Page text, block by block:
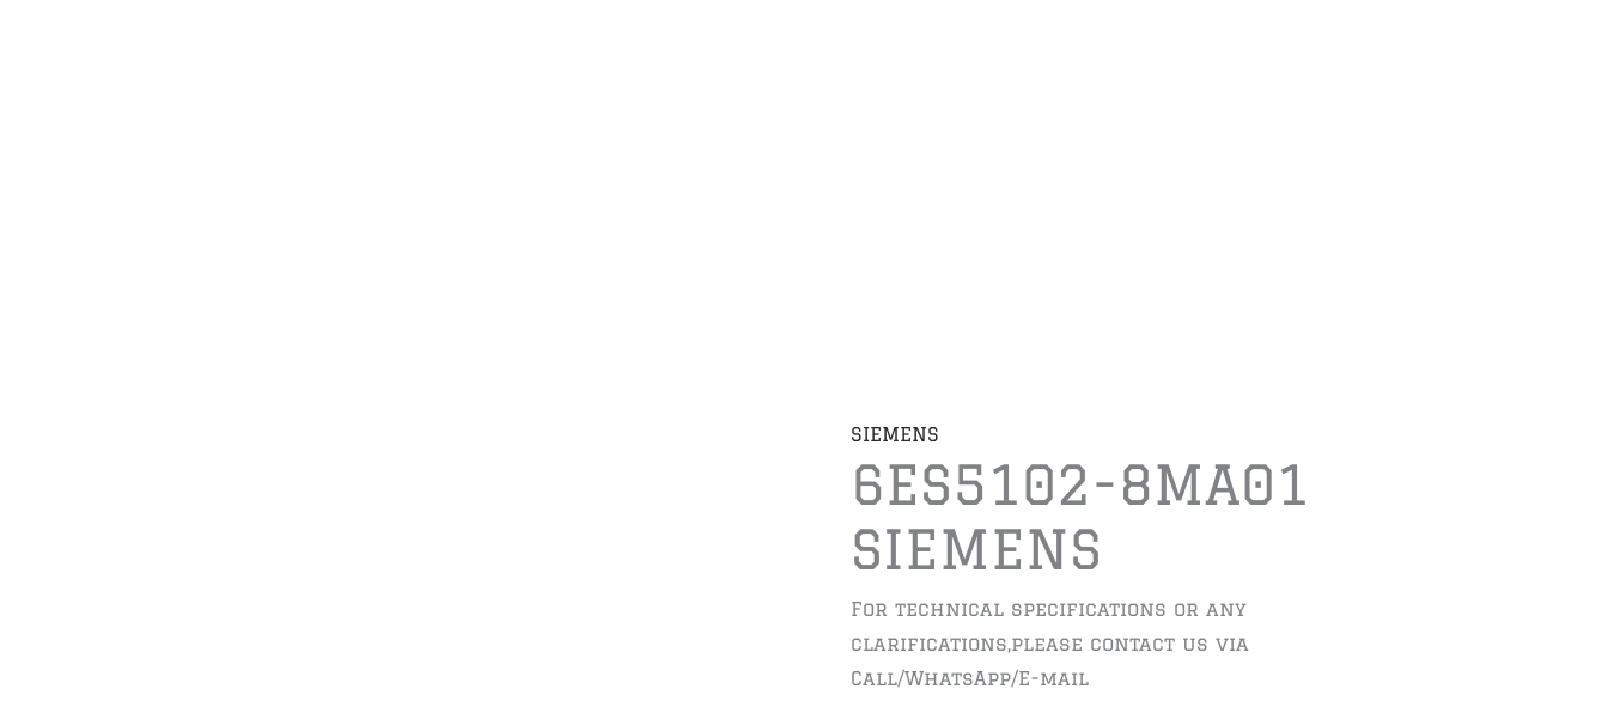
SIEMENS
6ES5102-8MA01
SIEMENS
For technical specifications or any
clarifications,please contact us via
Call/WhatsApp/E-mail